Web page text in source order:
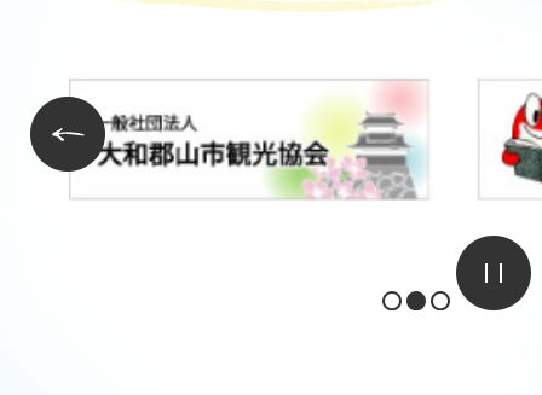
3
枚
目
4
枚
目
の
ス
前のスライドを表示